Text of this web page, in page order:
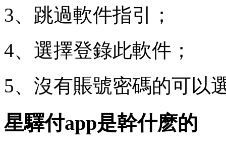
3、跳過軟件指引；
4、選擇登錄此軟件；
5、沒有賬號密碼的可以
星驛付app是幹什麽的